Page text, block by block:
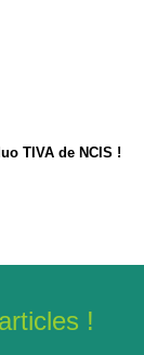
TIVA de NCIS !
!